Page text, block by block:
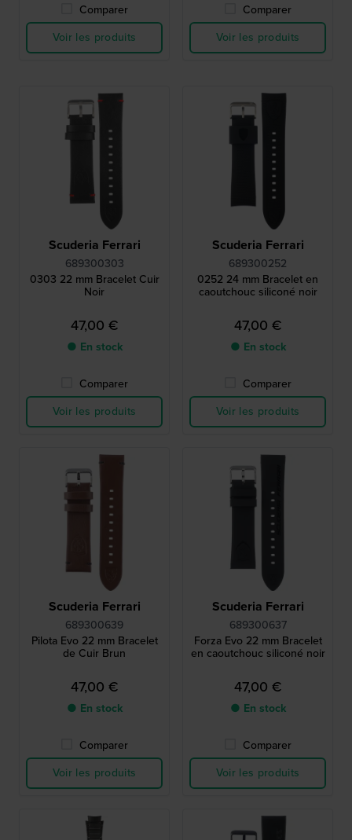
Comparer
Voir les produits
Comparer
Voir les produits
Scuderia Ferrari
689300303
0303 22 mm Bracelet Cuir
Noir
47,00 €
● En stock
Comparer
Voir les produits
Scuderia Ferrari
689300252
0252 24 mm Bracelet en
caoutchouc siliconé noir
47,00 €
● En stock
Comparer
Voir les produits
Scuderia Ferrari
689300639
Pilota Evo 22 mm Bracelet
de Cuir Brun
47,00 €
● En stock
Comparer
Voir les produits
Scuderia Ferrari
689300637
Forza Evo 22 mm Bracelet
en caoutchouc siliconé noir
47,00 €
● En stock
Comparer
Voir les produits